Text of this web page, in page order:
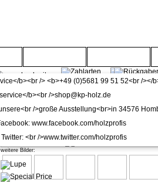
Ziro Corelan Chalet Eiche
weitere Bilder: